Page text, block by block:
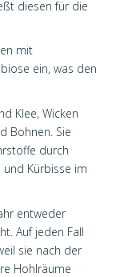
diesen für die
mit
ein, was den
Klee, Wicken
Bohnen. Sie
durch
und Kürbisse im
entweder
Auf jeden Fall
sie nach der
Hohlräume